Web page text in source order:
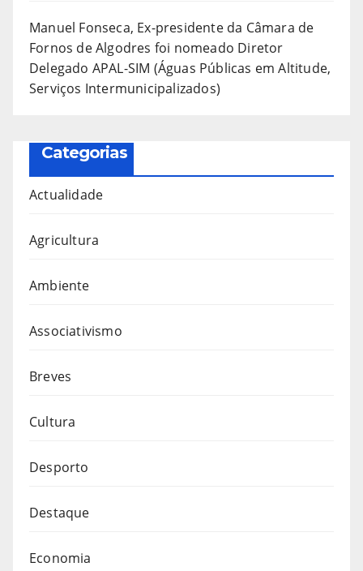
Manuel Fonseca, Ex-presidente da Câmara de
Fornos de Algodres foi nomeado Diretor
Delegado APAL-SIM (Águas Públicas em Altitude,
Serviços Intermunicipalizados)
Categorias
Actualidade
Agricultura
Ambiente
Associativismo
Breves
Cultura
Desporto
Destaque
Economia